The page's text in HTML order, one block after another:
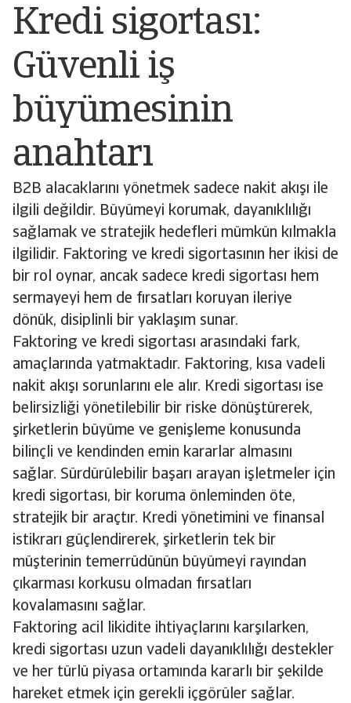
Kredi sigortası:
Güvenli iş
büyümesinin
anahtarı
B2B alacaklarını yönetmek sadece nakit akışı ile
ilgili değildir. Büyümeyi korumak, dayanıklılığı
sağlamak ve stratejik hedefleri mümkün kılmakla
ilgilidir. Faktoring ve kredi sigortasının her ikisi de
bir rol oynar, ancak sadece kredi sigortası hem
sermayeyi hem de fırsatları koruyan ileriye
dönük, disiplinli bir yaklaşım sunar.
Faktoring ve kredi sigortası arasındaki fark,
amaçlarında yatmaktadır. Faktoring, kısa vadeli
nakit akışı sorunlarını ele alır. Kredi sigortası ise
belirsizliği yönetilebilir bir riske dönüştürerek,
şirketlerin büyüme ve genişleme konusunda
bilinçli ve kendinden emin kararlar almasını
sağlar. Sürdürülebilir başarı arayan işletmeler için
kredi sigortası, bir koruma önleminden öte,
stratejik bir araçtır. Kredi yönetimini ve finansal
istikrarı güçlendirerek, şirketlerin tek bir
müşterinin temerrüdünün büyümeyi rayından
çıkarması korkusu olmadan fırsatları
kovalamasını sağlar.
Faktoring acil likidite ihtiyaçlarını karşılarken,
kredi sigortası uzun vadeli dayanıklılığı destekler
ve her türlü piyasa ortamında kararlı bir şekilde
hareket etmek için gerekli içgörüler sağlar.